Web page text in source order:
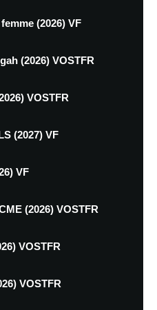
(2026) VF
(2026) VOSTFR
VOSTFR
(2027) VF
VF
(2026) VOSTFR
VOSTFR
VOSTFR